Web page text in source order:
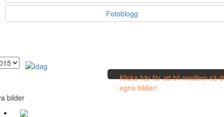
Fotoblogg
Klicka här för att bli medlem så
egna bilder!
bilder